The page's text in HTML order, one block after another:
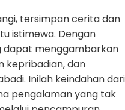
tersimpan cerita dan
istimewa. Dengan
dapat menggambarkan
kepribadian, dan
Inilah keindahan dari
pengalaman yang tak